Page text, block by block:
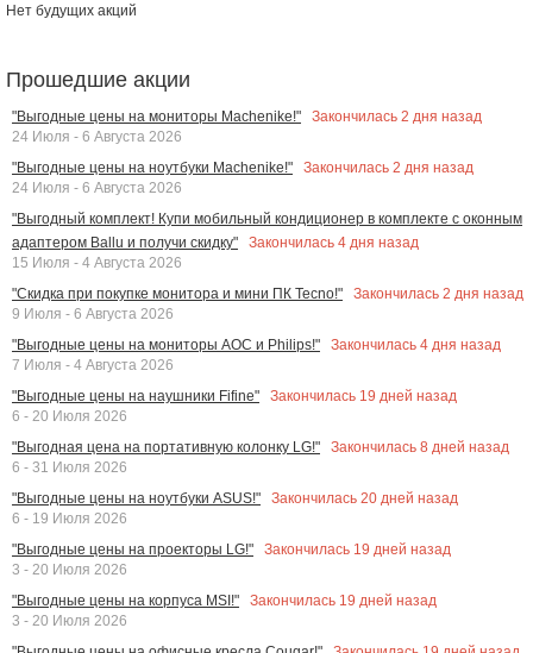
Нет будущих акций
Прошедшие акции
"Выгодные цены на мониторы Machenike!" Закончилась 2 дня назад
24 Июля - 6 Августа 2026
"Выгодные цены на ноутбуки Machenike!"
Закончилась 2 дня назад
24 Июля - 6 Августа 2026
"Выгодный комплект! Купи мобильный кондиционер в комплекте с оконным
адаптером Ballu и получи скидку"
Закончилась 4 дня назад
15 Июля - 4 Августа 2026
"Скидка при покупке монитора и мини ПК Tecno!"
Закончилась 2 дня назад
9 Июля - 6 Августа 2026
"Выгодные цены на мониторы AOC и Philips!"
Закончилась 4 дня назад
7 Июля - 4 Августа 2026
"Выгодные цены на наушники Fifine"
Закончилась 19 дней назад
6 - 20 Июля 2026
"Выгодная цена на портативную колонку LG!"
Закончилась 8 дней назад
6 - 31 Июля 2026
"Выгодные цены на ноутбуки ASUS!"
Закончилась 20 дней назад
6 - 19 Июля 2026
"Выгодные цены на проекторы LG!"
Закончилась 19 дней назад
3 - 20 Июля 2026
"Выгодные цены на корпуса MSI!"
Закончилась 19 дней назад
3 - 20 Июля 2026